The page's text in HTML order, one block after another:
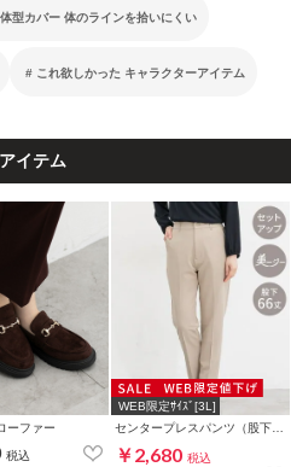
体型カバー 体のラインを拾いにくい
これ欲しかった キャラクターアイテム
イテム
ーファー
税込
WEB限定ｻｲｽﾞ[3L]
￥2,680 税込